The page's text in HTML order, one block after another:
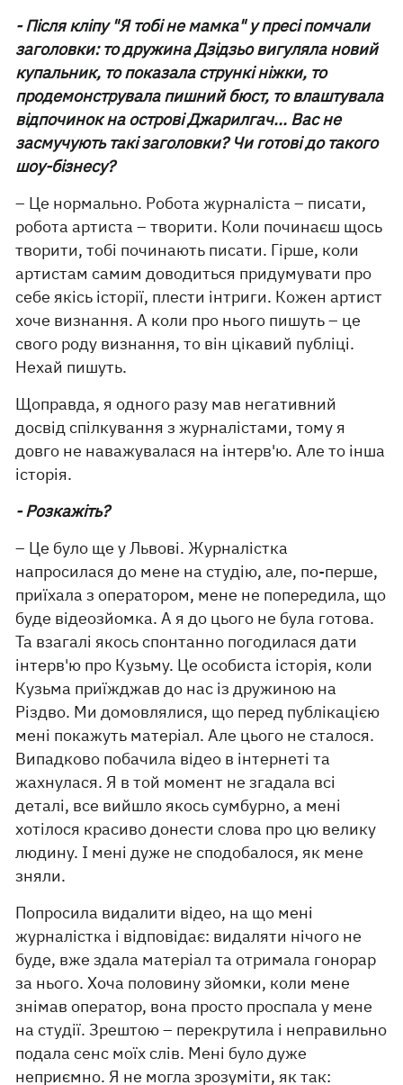
- Після кліпу "Я тобі не мамка" у пресі помчали
заголовки: то дружина Дзідзьо вигуляла новий
купальник, то показала стрункі ніжки, то
продемонструвала пишний бюст, то влаштувала
відпочинок на острові Джарилгач... Вас не
засмучують такі заголовки? Чи готові до такого
шоу-бізнесу?
– Це нормально. Робота журналіста – писати,
робота артиста – творити. Коли починаєш щось
творити, тобі починають писати. Гірше, коли
артистам самим доводиться придумувати про
себе якісь історії, плести інтриги. Кожен артист
хоче визнання. А коли про нього пишуть – це
свого роду визнання, то він цікавий публіці.
Нехай пишуть.
Щоправда, я одного разу мав негативний
досвід спілкування з журналістами, тому я
довго не наважувалася на інтерв'ю. Але то інша
історія.
- Розкажіть?
– Це було ще у Львові. Журналістка
напросилася до мене на студію, але, по-перше,
приїхала з оператором, мене не попередила, що
буде відеозйомка. А я до цього не була готова.
Та взагалі якось спонтанно погодилася дати
інтерв'ю про Кузьму. Це особиста історія, коли
Кузьма приїжджав до нас із дружиною на
Різдво. Ми домовлялися, що перед публікацією
мені покажуть матеріал. Але цього не сталося.
Випадково побачила відео в інтернеті та
жахнулася. Я в той момент не згадала всі
деталі, все вийшло якось сумбурно, а мені
хотілося красиво донести слова про цю велику
людину. І мені дуже не сподобалося, як мене
зняли.
Попросила видалити відео, на що мені
журналістка і відповідає: видаляти нічого не
буде, вже здала матеріал та отримала гонорар
за нього. Хоча половину зйомки, коли мене
знімав оператор, вона просто проспала у мене
на студії. Зрештою – перекрутила і неправильно
подала сенс моїх слів. Мені було дуже
неприємно. Я не могла зрозуміти, як так: